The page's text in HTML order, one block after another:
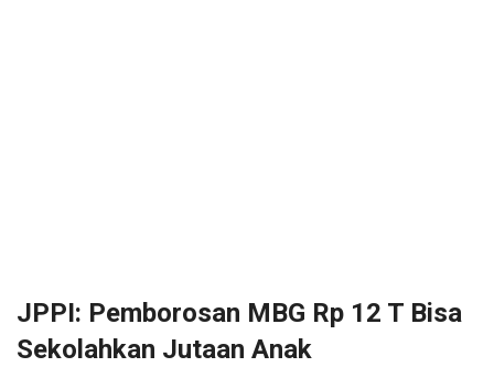
JPPI: Pemborosan MBG Rp 12 T Bisa
Sekolahkan Jutaan Anak